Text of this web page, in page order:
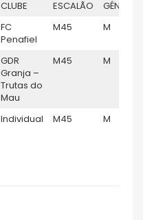
CLUBE ESCALÃO
GÉNERO
FC
Penafiel
M45 M
GDR
Granja –
Trutas do
Mau
M45 M
Individual M45 M